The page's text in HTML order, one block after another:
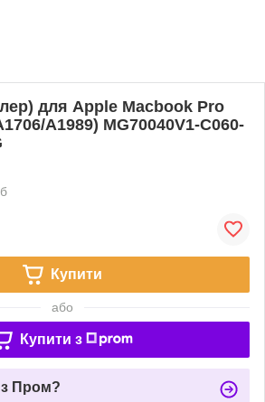
для Apple Macbook Pro
A1989) MG70040V1-C060-
Купити
або
Купити з
з Пром?